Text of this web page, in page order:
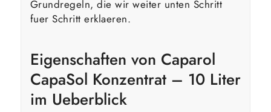
Grundregeln, die wir weiter unten Schritt
fuer Schritt erklaeren.
Eigenschaften von Caparol
CapaSol Konzentrat – 10 Liter
im Ueberblick